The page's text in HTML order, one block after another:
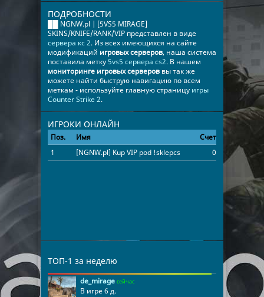
ПОДРОБНОСТИ
██ NGNW.pl | [5VS5 MIRAGE]
SKINS/KNIFE/RANK/VIP представлен в виде
сервера кс 2. Из всех имеющихся на сайте
модификаций игровых серверов, наша система
поставила метку5vs5 сервера cs2. В нашем
мониторинге игровых серверов вы так же
можете найти быструю навигацию по всем
меткам - используйте главную страницу игры
Counter Strike 2.
ИГРОКИ ОНЛАЙН
Поз. Имя Счет Время
1
[NGNW.pl] Kup VIP pod !sklepcs lub sklep.ngnw.pl бот
0 24:46:16
ТОП-1 за неделю
de_mirage сейчас
В игре 6 д.